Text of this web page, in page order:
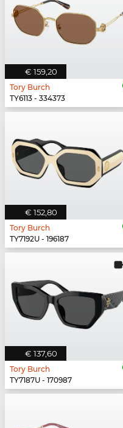
€ 159,20
Tory Burch
TY6113 - 334373
€ 152,80
Tory Burch
TY7192U - 196187
€ 137,60
Tory Burch
TY7187U - 170987